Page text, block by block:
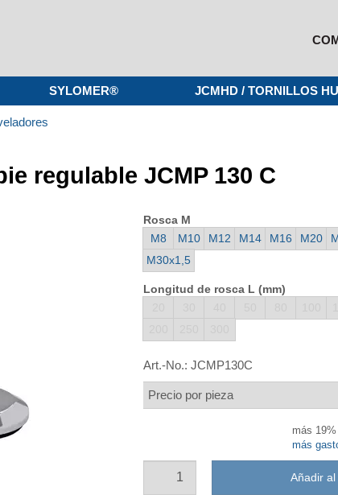
SYLOMER® JCMHD / TORNILLOS
regulable JCMP 130 C
Rosca M
M8 M10 M12 M14 M16 M20
M30x1,5
Longitud de rosca L (mm)
Art.-No.:JCMP130C
Precio por pieza
más 19%
más
Añadir